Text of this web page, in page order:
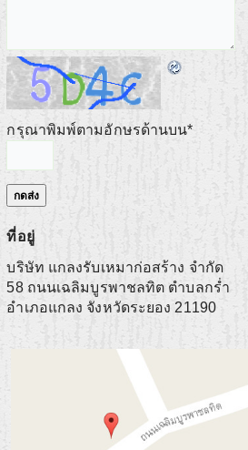
กรุณาพิมพ์ตามอักษรด้านบน*
ที่อยู่
บริษัท แกลงรับเหมาก่อสร้าง จำกัด
58 ถนนเฉลิมบูรพาชลทิต ตำบลกร่ำ
อำเภอแกลง จังหวัดระยอง 21190